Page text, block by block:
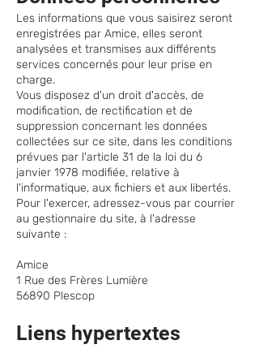
Les informations que vous saisirez seront
enregistrées par Amice, elles seront
analysées et transmises aux différents
services concernés pour leur prise en
charge.
Vous disposez d'un droit d'accès, de
modification, de rectification et de
suppression concernant les données
collectées sur ce site, dans les conditions
prévues par l'article 31 de la loi du 6
janvier 1978 modifiée, relative à
l'informatique, aux fichiers et aux libertés.
Pour l'exercer, adressez-vous par courrier
au gestionnaire du site, à l'adresse
suivante :
Amice
1 Rue des Frères Lumière
56890 Plescop
Liens hypertextes